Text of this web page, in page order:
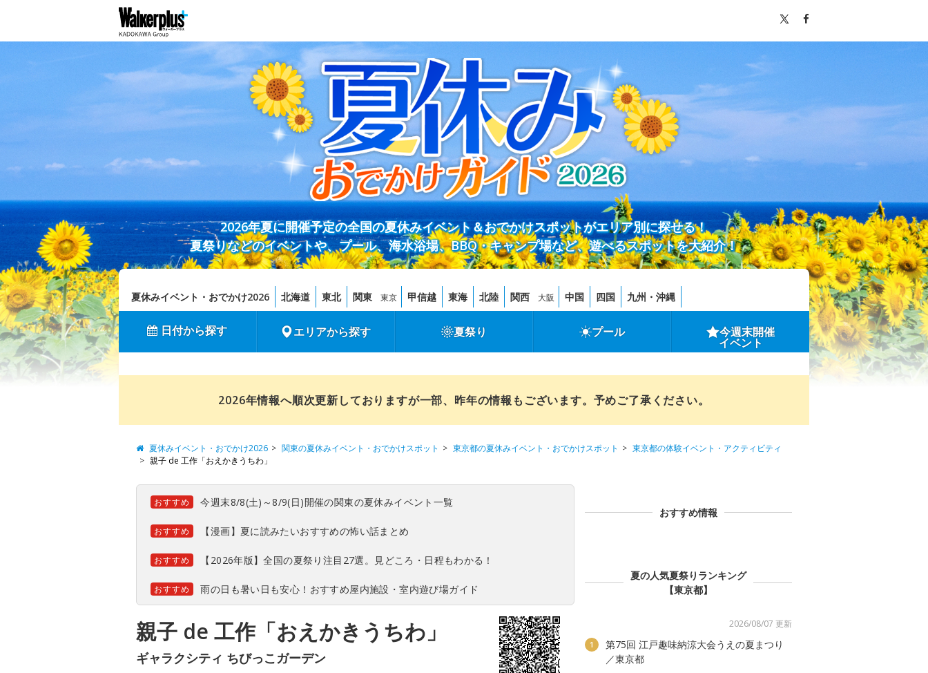
2026年夏に開催予定の全国の夏休みイベント＆おでかけスポットがエリア別に探せる！
夏祭りなどのイベントや、プール、海水浴場、BBQ・キャンプ場など、遊べるスポットを大紹介！
夏休みイベント・おでかけ2026 北海道 東北 関東 東京 甲信越 東海 北陸 関西 大阪 中国 四国 九州・沖縄
日付から探す エリアから探す 夏祭り プール 今週末開催
イベント
2026年情報へ順次更新しておりますが一部、昨年の情報もございます。予めご了承ください。
夏休みイベント・おでかけ2026 関東の夏休みイベント・おでかけスポット 東京都の夏休みイベント・おでかけスポット
東京都の体験イベント・アクティビティ
親子 de 工作「おえかきうちわ」
おすすめ 今週末8/8(土)～8/9(日)開催の関東の夏休みイベント一覧
おすすめ 【漫画】夏に読みたいおすすめの怖い話まとめ
おすすめ 【2026年版】全国の夏祭り注目27選。見どころ・日程もわかる！
おすすめ 雨の日も暑い日も安心！おすすめ屋内施設・室内遊び場ガイド
親子 de 工作「おえかきうちわ」
ギャラクシティ ちびっこガーデン
おすすめ情報
夏の人気夏祭りランキング
【東京都】
2026/08/07 更新
1
第75回 江戸趣味納涼大会うえの夏まつり
／東京都